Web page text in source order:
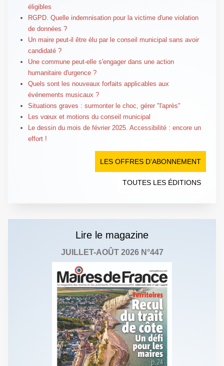
éligibles
RGPD. Quelle indemnisation pour la victime d'une violation
de données ?
Un maire peut-il être élu par le conseil municipal sans avoir
candidaté ?
Une commune peut-elle s'engager dans une action
humanitaire d'urgence ?
Quels sont les nouveaux forfaits applicables aux
événements musicaux ?
Situations graves : surmonter le choc, gérer "l'après"
Les vœux et motions du conseil municipal
Le dessin du mois de février 2025. Accessibilité : encore un
effort !
LES OFFRES D’ABONNEMENT
TOUTES LES ÉDITIONS
Lire le magazine
JUILLET-AOÛT 2026 N°447